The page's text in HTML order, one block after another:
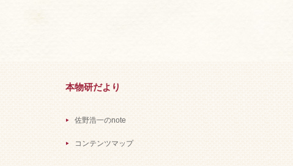
本物研だより
佐野浩一のnote
コンテンツマップ